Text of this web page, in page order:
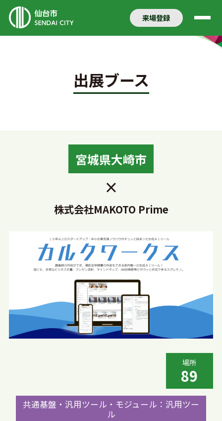
来場登録
出展ブース
宮城県大崎市
×
株式会社MAKOTO Prime
共通基盤・汎用ツール・モジュール：汎用ツー
ル
場所
89